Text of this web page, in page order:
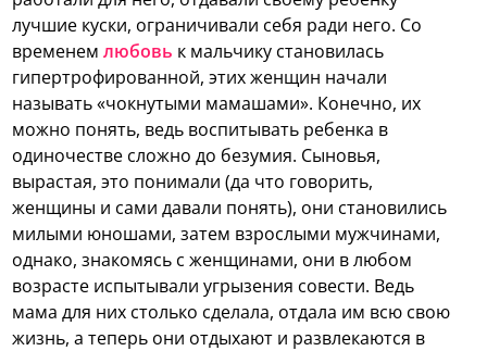
лучшие куски, ограничивали себя ради него. Со
временемлюбовь к мальчику становилась
гипертрофированной, этих женщин начали
называть «чокнутыми мамашами». Конечно, их
можно понять, ведь воспитывать ребенка в
одиночестве сложно до безумия. Сыновья,
вырастая, это понимали (да что говорить,
женщины и сами давали понять), они становились
милыми юношами, затем взрослыми мужчинами,
однако, знакомясь с женщинами, они в любом
возрасте испытывали угрызения совести. Ведь
мама для них столько сделала, отдала им всю свою
жизнь, а теперь они отдыхают и развлекаются в